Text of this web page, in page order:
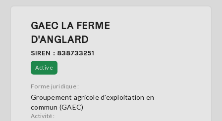
GAEC LA FERME
D'ANGLARD
SIREN : 838733251
Active
Forme juridique :
Groupement agricole d'exploitation en
commun (GAEC)
Activité :